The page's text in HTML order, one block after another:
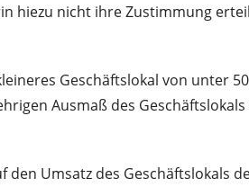
hiezu nicht ihre Zustimmung
Geschäftslokal von unter
Ausmaß des
Umsatz des Geschäftslokals